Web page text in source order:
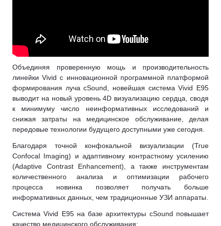
Объединяя проверенную мощь и производительность
линейки Vivid с инновационной программной платформой
формирования луча cSound, новейшая система Vivid E95
выводит на новый уровень 4D визуализацию сердца, сводя
к минимуму число неинформативных исследований и
снижая затраты на медицинское обслуживание, делая
передовые технологии будущего доступными уже сегодня.
Благодаря точной конфокальной визуализации (True
Confocal Imaging) и адаптивному контрастному усилению
(Adaptive Contrast Enhancement), а также инструментам
количественного анализа и оптимизации рабочего
процесса новинка позволяет получать больше
информативных данных, чем традиционные УЗИ аппараты.
Система Vivid E95 на базе архитектуры cSound повышает
качество медицинского обслуживания: